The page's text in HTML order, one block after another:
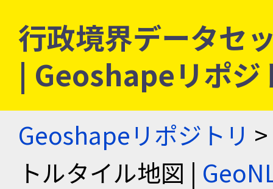
行政境界データセ
| Geoshapeリポジ
Geoshapeリポジトリ
トルタイル地図 |